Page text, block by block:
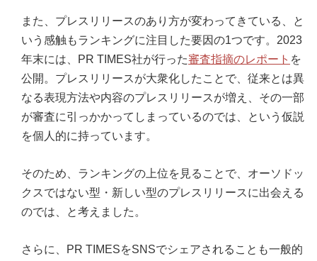
また、プレスリリースのあり方が変わってきている、と
いう感触もランキングに注目した要因の1つです。2023
年末には、PR TIMES社が行った審査指摘のレポート を
公開。プレスリリースが大衆化したことで、従来とは異
なる表現方法や内容のプレスリリースが増え、その一部
が審査に引っかかってしまっているのでは、という仮説
を個人的に持っています。
そのため、ランキングの上位を見ることで、オーソドッ
クスではない型・新しい型のプレスリリースに出会える
のでは、と考えました。
さらに、PR TIMESをSNSでシェアされることも一般的